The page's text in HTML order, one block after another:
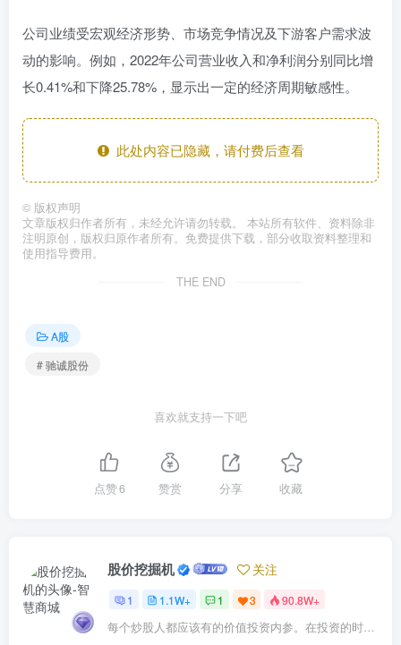
公司业绩受宏观经济形势、市场竞争情况及下游客户需求波
动的影响。例如，2022年公司营业收入和净利润分别同比增
长0.41%和下降25.78%，显示出一定的经济周期敏感性。
此处内容已隐藏，请付费后查看
© 版权声明
文章版权归作者所有，未经允许请勿转载。 本站所有软件、资料除非
注明原创，版权归原作者所有。免费提供下载，部分收取资料整理和
使用指导费用。
THE END
A股
# 驰诚股份
喜欢就支持一下吧
点赞6 赞赏 分享 收藏
股价挖掘机 关注
1 1.1W+ 1 3 90.8W+
每个炒股人都应该有的价值投资内参。在投资的时候，我们把自己看成是企业分析师——而不是市场分析师，也不是宏观经济分析师，更不是证券分析师。